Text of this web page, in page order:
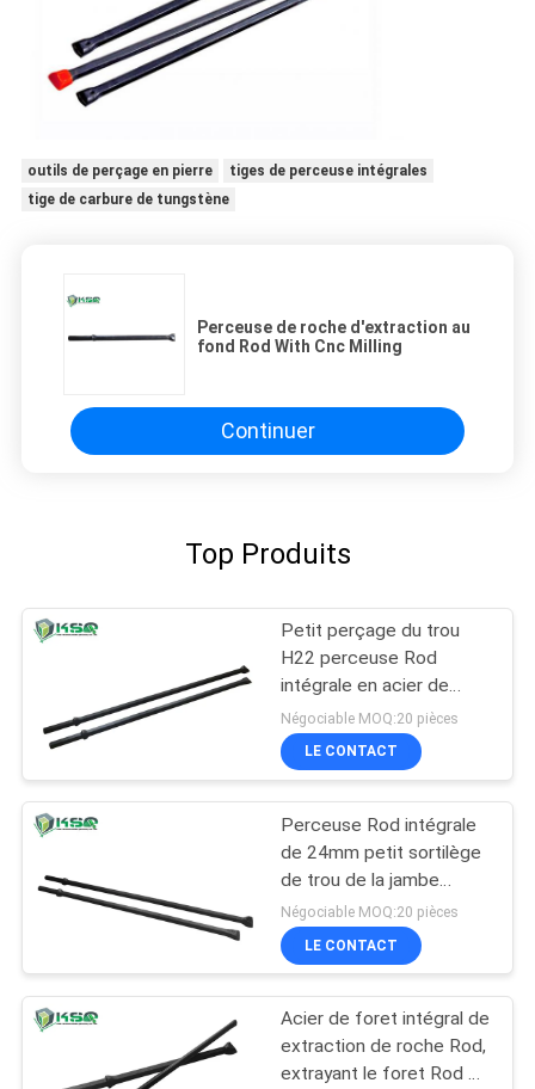
outils de perçage en pierre
tiges de perceuse intégrales
tige de carbure de tungstène
Perceuse de roche d'extraction au
fond Rod With Cnc Milling
Continuer
Top Produits
Petit perçage du trou
H22 perceuse Rod
intégrale en acier de
23mm - de 41mm
Négociable MOQ:20 pièces
LE CONTACT
Perceuse Rod intégrale
de 24mm petit sortilège
de trou de la jambe
22x108mm
Négociable MOQ:20 pièces
LE CONTACT
Acier de foret intégral de
extraction de roche Rod,
extrayant le foret Rod de